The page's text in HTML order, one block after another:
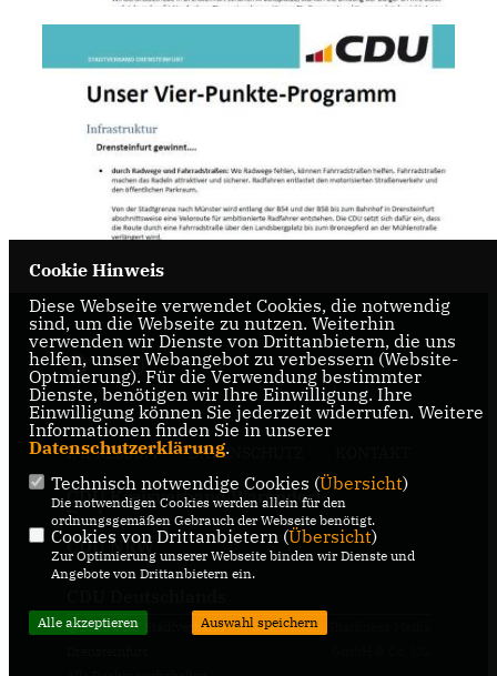
IMPRESSUM DATENSCHUTZ
CDU Kreisverband Warendorf-
Beckum
CDU NRW
@2026 CDU Stadtverband
Realisation: Sharkness Media
Cookie Hinweis
Diese Webseite verwendet Cookies, die notwendig
sind, um die Webseite zu nutzen. Weiterhin
verwenden wir Dienste von Drittanbietern, die uns
helfen, unser Webangebot zu verbessern (Website-
Optmierung). Für die Verwendung bestimmter
Dienste, benötigen wir Ihre Einwilligung. Ihre
Einwilligung können Sie jederzeit widerrufen. Weitere
Informationen finden Sie in unserer
Datenschutzerklärung.
Technisch notwendige Cookies (Übersicht)
Die notwendigen Cookies werden allein für den
ordnungsgemäßen Gebrauch der Webseite benötigt.
Cookies von Drittanbietern (Übersicht)
Zur Optimierung unserer Webseite binden wir Dienste und
Angebote von Drittanbietern ein.
Alle akzeptieren Auswahl speichern